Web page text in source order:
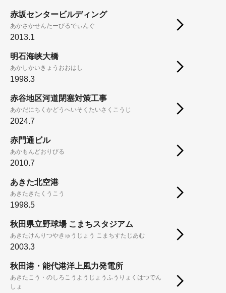
赤坂センタービルディング
あかさかせんたーびるでぃんぐ
2013.1
明石海峡大橋
あかしかいきょうおおはし
1998.3
赤谷地区河道閉塞対策工事
あかだにちくかどうへいそくたいさくこうじ
2024.7
赤門通ビル
あかもんどおりびる
2010.7
あきた北空港
あきたきたくうこう
1998.5
秋田県立野球場 こまちスタジアム
あきたけんりつやきゅうじょう こまちすたじあむ
2003.3
秋田港・能代港洋上風力発電所
あきたこう・のしろこうようじょうふうりょくはつでん
しょ